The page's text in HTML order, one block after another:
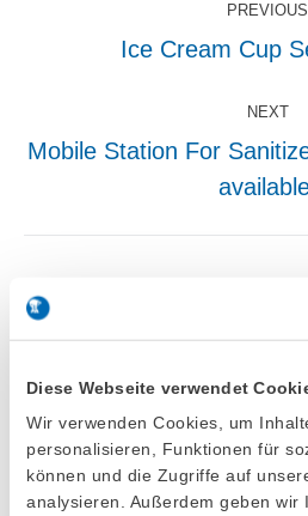
Diese Webseite verwendet
Wir verwenden Cookies, um
personalisieren, Funktionen für
können und die Zugriffe auf
analysieren. Außerdem geben wir
navigation
PREVIOUS
Ice Cream Cup
NEXT
post:
Mobile Station For
3. December 2025